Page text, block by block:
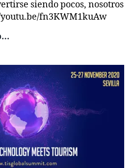
siendo pocos, nosotros
fn3KWM1kuAw
Feliz
2021